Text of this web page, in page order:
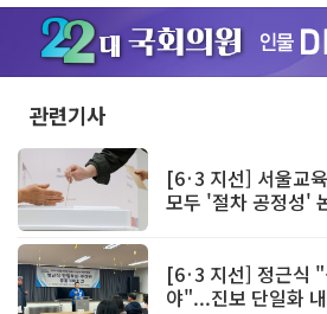
관련기사
[6·3 지선] 서울교
모두 '절차 공정성'
[6·3 지선] 정근식
야"...진보 단일화